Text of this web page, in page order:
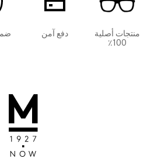
منتجات أصلية
100٪
دفع آمن